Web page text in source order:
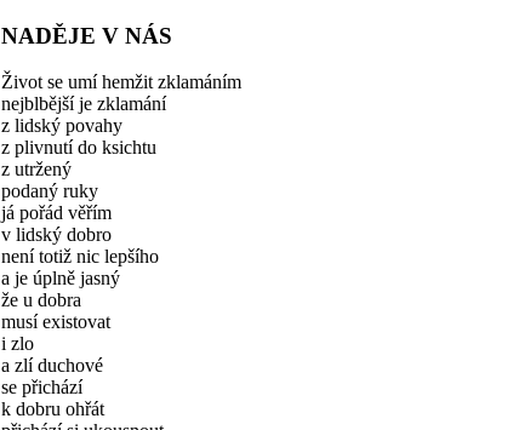
NADĚJE V NÁS
Život se umí hemžit zklamáním
nejblbější je zklamání
z lidský povahy
z plivnutí do ksichtu
z utržený
podaný ruky
já pořád věřím
v lidský dobro
není totiž nic lepšího
a je úplně jasný
že u dobra
musí existovat
i zlo
a zlí duchové
se přichází
k dobru ohřát